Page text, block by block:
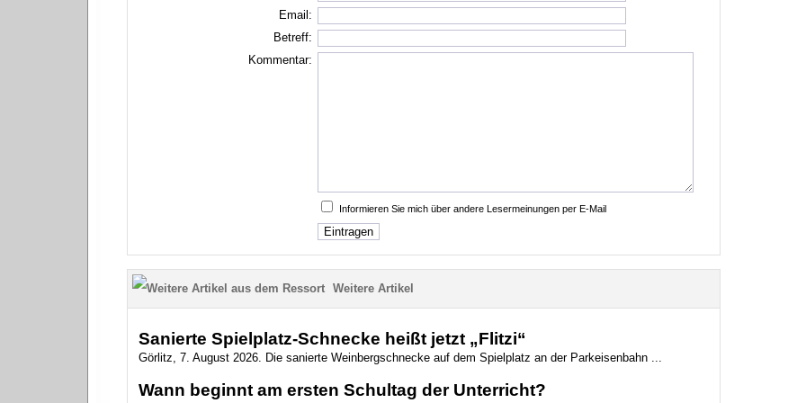
Email:
Betreff:
Kommentar:
Informieren Sie mich über andere Lesermeinungen per E-Mail
Weitere Artikel
Sanierte Spielplatz-Schnecke heißt jetzt „Flitzi“
Görlitz, 7. August 2026. Die sanierte Weinbergschnecke auf dem Spielplatz an der Parkeisenbahn ...
Wann beginnt am ersten Schultag der Unterricht?